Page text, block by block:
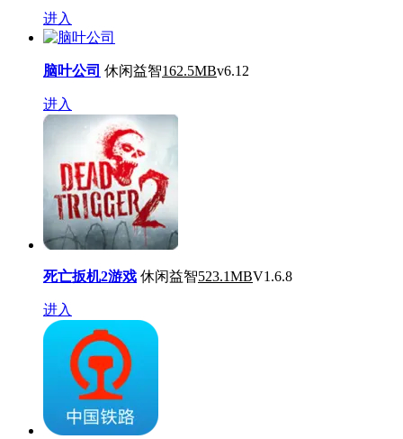
进入
脑叶公司 休闲益智162.5MBv6.12
进入
死亡扳机2游戏 休闲益智523.1MBV1.6.8
进入